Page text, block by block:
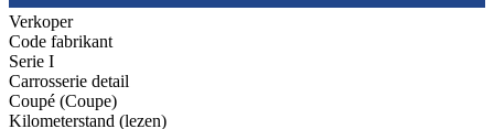
Verkoper
Code fabrikant
Serie I
Carrosserie detail
Coupé (Coupe)
Kilometerstand (lezen)